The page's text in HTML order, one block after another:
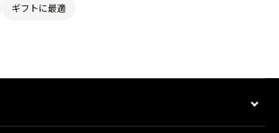
ギフトに最適